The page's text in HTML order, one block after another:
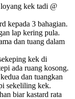
kek tadi @
kepada 3 bahagian.
lap kering pula.
dan tuang dalam
kek di
ada ruang kosong.
dan tuangkan
sekeliling kek.
biar kastard rata